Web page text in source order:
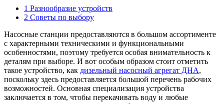
1 Разнообразие устройств
2 Советы по выбору
Насосные станции предоставляются в большом ассортименте
с характерными техническими и функциональными
особенностями, поэтому требуется особая внимательность к
деталям при выборе. И вот особым образом стоит отметить
такое устройство, как дизельный насосный агрегат ДНА,
поскольку здесь предоставляется большой перечень рабочих
возможностей. Основная специализация устройства
заключается в том, чтобы перекачивать воду и любые